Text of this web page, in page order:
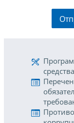
средства